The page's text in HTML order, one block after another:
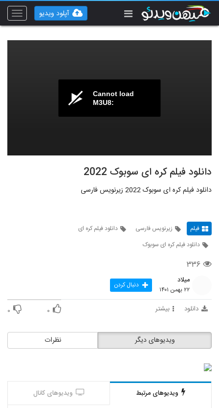
Toggle
آپلود ویدیو
Cannot load
M3U8:
دانلود فیلم کره ای سوبوک 2022
دانلود فیلم کره ای سوبوک 2022 زیرنویس فارسی
فیلم زیرنویس فارسی
دانلود فیلم کره ای
دانلود فیلم کره ای سوبوک
۳۳۶
میلاد
۲۲ بهمن ۱۴۰۱ دنبال کردن
دانلود بیشتر ۰ ۰
نظرات ویدیوهای دیگر
ویدیوهای مرتبط ویدیوهای کانال